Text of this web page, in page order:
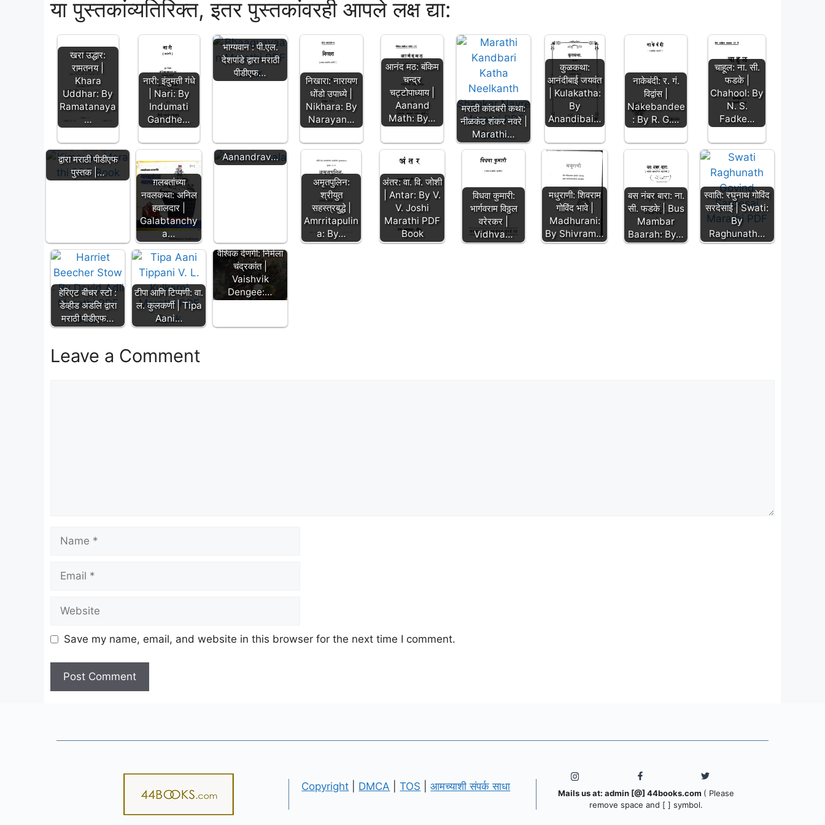
या पुस्तकांव्यतिरिक्त, इतर पुस्तकांवरही आपले लक्ष द्या:
खरा उद्धार:
रामतनय |
Khara
Uddhar: By
Ramatanaya
…
नारी: इंदुमती गंधे
| Nari: By
Indumati
Gandhe…
भाग्यवान : पी.एल.
देशपांडे द्वारा मराठी
पीडीएफ…
निखारा: नारायण
धोंडो उपाध्ये |
Nikhara: By
Narayan…
आनंद मठ: बंकिम
चन्द्र
चट्टोपाध्याय |
Aanand
Math: By…
मराठी कांदबरी कथा:
नीळकंठ शंकर नवरे |
Marathi…
कुळकथा:
आनंदीबाई जयवंत
| Kulakatha:
By
Anandibai…
नाकेबंदी: र. गं.
विद्वांस |
Nakebandee
: By R. G.…
चाहूल: ना. सी.
फडके |
Chahool: By
N. S.
Fadke…
किमया : माधव आचवल
द्वारा मराठी पीडीएफ
पुस्तक |…
ग़लबतांच्या
नवलकथा: अनिल
हवालदार |
Galabtanchy
a…
By
Aanandrav…
अमृतपुलिन:
श्रीयुत
सहस्त्रबुद्धे |
Amrritapulin
a: By…
अंतर: वा. वि. जोशी
| Antar: By V.
V. Joshi
Marathi PDF
Book
विधवा कुमारी:
भार्गवराम विठ्ठल
वरेरकर |
Vidhva…
मधुराणी: शिवराम
गोविंद भावे |
Madhurani:
By Shivram…
बस नंबर बारा: ना.
सी. फडके | Bus
Mambar
Baarah: By…
स्वाति: रघुनाथ गोविंद
सरदेसाई | Swati:
By
Raghunath…
हेरिएट बीचर स्टो :
डेव्हीड अडलि द्वारा
मराठी पीडीएफ…
टीपा आणि टिप्पणी: वा.
ल. कुलकर्णी | Tipa
Aani…
वैश्विक देणगी: निर्मला
चंद्रकांत |
Vaishvik
Dengee:…
Leave a Comment
Save my name, email, and website in this browser for the next time I comment.
Copyright DMCA |TOS |आमच्याशी संपर्क साधा
Mails us at: admin [@] 44books.com ( Please
remove space and [ ] symbol.